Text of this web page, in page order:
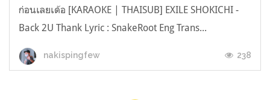
ก่อนเลยเด้อ [KARAOKE | THAISUB] EXILE SHOKICHI -
Back 2U Thank Lyric : SnakeRoot Eng Trans...
nakispingfew 238